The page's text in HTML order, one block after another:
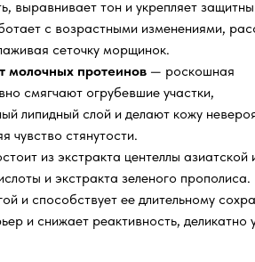
выравнивает тон и укрепляет
с возрастными изменениями,
сеточку морщинок.
молочных протеинов — роскошная
смягчают огрубевшие участки,
липидный слой и делают кожу
чувство стянутости.
из экстракта центеллы азиатской
и экстракта зеленого прополиса.
и способствует ее длительному
и снижает реактивность, деликатно